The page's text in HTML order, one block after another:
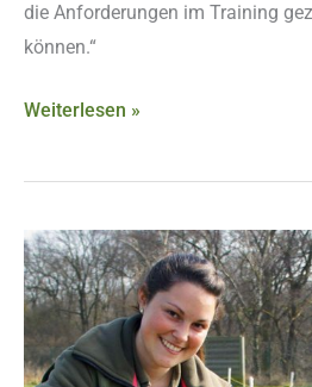
die Anforderungen im Training
können.“
Weiterlesen »
Rebecca
Margraff